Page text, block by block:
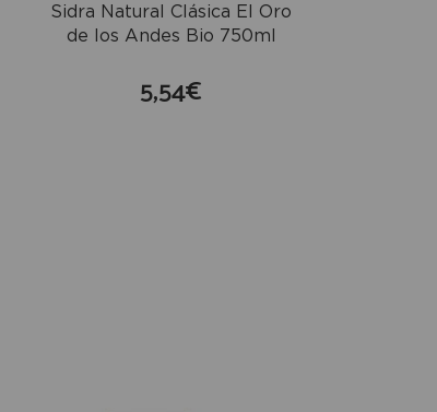
Sidra Natural Clásica El Oro
de los Andes Bio 750ml
5,54€